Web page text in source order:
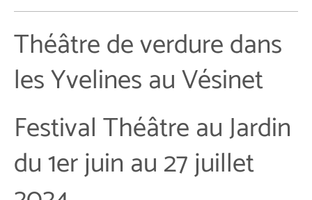
Théâtre de verdure dans
les Yvelines au Vésinet
Festival Théâtre au Jardin
du 1er juin au 27 juillet